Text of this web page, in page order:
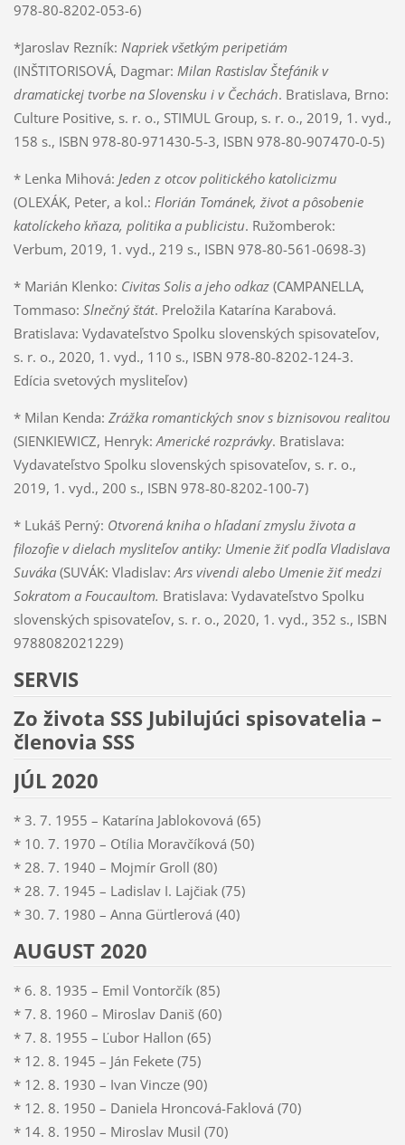
978-80-8202-053-6)
*Jaroslav Rezník: Napriek všetkým peripetiám
(INŠTITORISOVÁ, Dagmar: Milan Rastislav Štefánik v
dramatickej tvorbe na Slovensku i v Čechách. Bratislava, Brno:
Culture Positive, s. r. o., STIMUL Group, s. r. o., 2019, 1. vyd.,
158 s., ISBN 978-80-971430-5-3, ISBN 978-80-907470-0-5)
* Lenka Mihová: Jeden z otcov politického katolicizmu
(OLEXÁK, Peter, a kol.: Florián Tománek, život a pôsobenie
katolíckeho kňaza, politika a publicistu. Ružomberok:
Verbum, 2019, 1. vyd., 219 s., ISBN 978-80-561-0698-3)
* Marián Klenko: Civitas Solis a jeho odkaz(CAMPANELLA,
Tommaso: Slnečný štát. Preložila Katarína Karabová.
Bratislava: Vydavateľstvo Spolku slovenských spisovateľov,
s. r. o., 2020, 1. vyd., 110 s., ISBN 978-80-8202-124-3.
Edícia svetových mysliteľov)
* Milan Kenda: Zrážka romantických snov s biznisovou realitou
(SIENKIEWICZ, Henryk:Americké rozprávky. Bratislava:
Vydavateľstvo Spolku slovenských spisovateľov, s. r. o.,
2019, 1. vyd., 200 s., ISBN 978-80-8202-100-7)
* Lukáš Perný: Otvorená kniha o hľadaní zmyslu života a
filozofie v dielach mysliteľov antiky: Umenie žiť podľa Vladislava
Suváka(SUVÁK: Vladislav:Ars vivendi alebo Umenie žiť medzi
Sokratom a Foucaultom. Bratislava: Vydavateľstvo Spolku
slovenských spisovateľov, s. r. o., 2020, 1. vyd., 352 s., ISBN
9788082021229)
SERVIS
Zo života SSS Jubilujúci spisovatelia –
členovia SSS
JÚL 2020
* 3. 7. 1955 – Katarína Jablokovová (65)
* 10. 7. 1970 – Otília Moravčíková (50)
* 28. 7. 1940 – Mojmír Groll (80)
* 28. 7. 1945 – Ladislav I. Lajčiak (75)
* 30. 7. 1980 – Anna Gürtlerová (40)
AUGUST 2020
* 6. 8. 1935 – Emil Vontorčík (85)
* 7. 8. 1960 – Miroslav Daniš (60)
* 7. 8. 1955 – Ľubor Hallon (65)
* 12. 8. 1945 – Ján Fekete (75)
* 12. 8. 1930 – Ivan Vincze (90)
* 12. 8. 1950 – Daniela Hroncová-Faklová (70)
* 14. 8. 1950 – Miroslav Musil (70)